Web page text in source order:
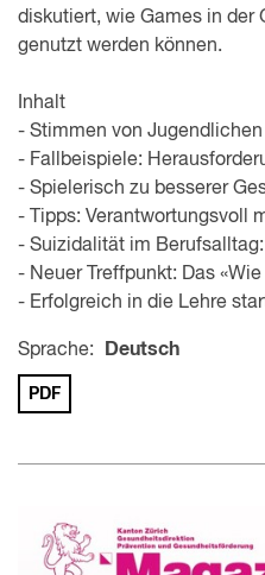
diskutiert, wie Games in der
genutzt werden können.
Inhalt
- Stimmen von Jugendlichen
- Fallbeispiele:
- Spielerisch zu besserer
- Tipps: Verantwortungsvoll
- Suizidalität im
- Neuer Treffpunkt: Das
- Erfolgreich in die Lehre
Sprache: Deutsch
PDF